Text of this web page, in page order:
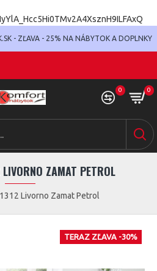
- ZĽAVA - 25% NA NÁBYTOK A DOPLNKY
0 0
Livorno Zamat Petrol
ZAMAT PETROL
TERAZ ZĽAVA -30%